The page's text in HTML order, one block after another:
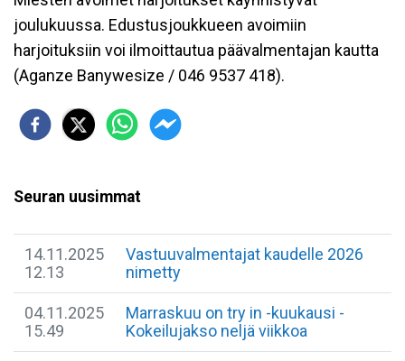
joulukuussa. Edustusjoukkueen avoimiin
harjoituksiin voi ilmoittautua päävalmentajan kautta
(Aganze Banywesize / 046 9537 418).
Seuran uusimmat
14.11.2025
12.13
Vastuuvalmentajat kaudelle 2026
nimetty
04.11.2025
15.49
Marraskuu on try in -kuukausi -
Kokeilujakso neljä viikkoa